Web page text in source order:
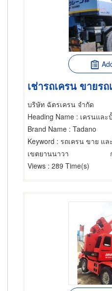
บริษัท ฉัตรเครน จำกัด
Heading Name : เครนและปั้นจั่น,อุปกรณ์แล
Brand Name : Tadano
Keyword : รถเครน ขาย แล
เขตยานนาวา
Views : 289 Time(s)